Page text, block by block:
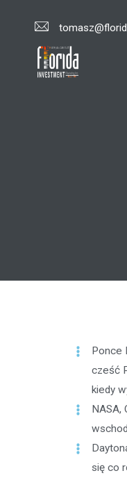
Ponce
cześć
kiedy
NASA,
się co